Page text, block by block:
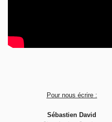
Pour nous écrire :
Sébastien David